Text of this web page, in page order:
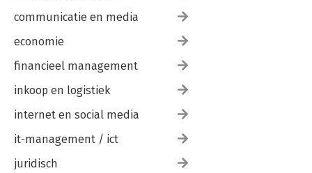
communicatie en media
economie
financieel management
inkoop en logistiek
internet en social media
it-management / ict
juridisch